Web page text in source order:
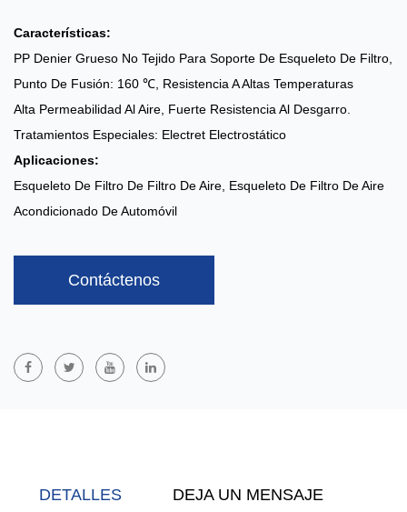
Características:
PP Denier Grueso No Tejido Para Soporte De Esqueleto De Filtro,
Punto De Fusión: 160 ℃, Resistencia A Altas Temperaturas
Alta Permeabilidad Al Aire, Fuerte Resistencia Al Desgarro.
Tratamientos Especiales: Electret Electrostático
Aplicaciones:
Esqueleto De Filtro De Filtro De Aire, Esqueleto De Filtro De Aire
Acondicionado De Automóvil
Contáctenos
DETALLES DEJA UN MENSAJE